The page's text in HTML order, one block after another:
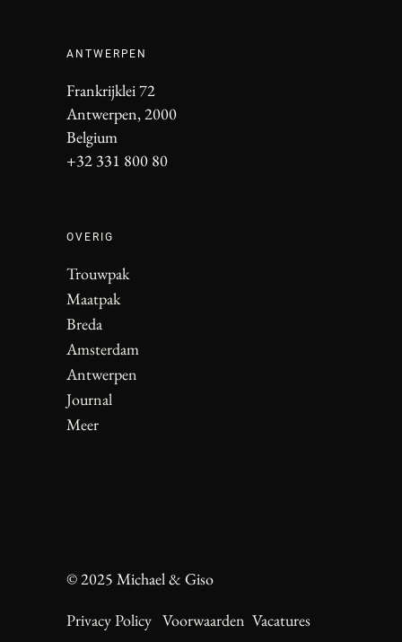
ANTWERPEN
Frankrijklei 72
Antwerpen, 2000
Belgium
+32 331 800 80
OVERIG
Trouwpak
Maatpak
Breda
Amsterdam
Antwerpen
Journal
Meer
© 2025 Michael & Giso
Privacy Policy Voorwaarden Vacatures